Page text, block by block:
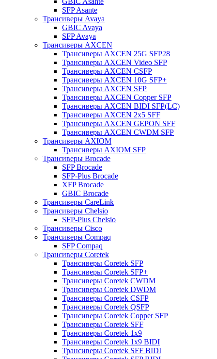
SFP Asante
Трансиверы Avaya
GBIC Avaya
SFP Avaya
Трансиверы AXCEN
Трансиверы AXCEN 25G SFP28
Трансиверы AXCEN Video SFP
Трансиверы AXCEN CSFP
Трансиверы AXCEN 10G SFP+
Трансиверы AXCEN SFP
Трансиверы AXCEN Copper SFP
Трансиверы AXCEN BIDI SFP(LC)
Трансиверы AXCEN 2x5 SFF
Трансиверы AXCEN GEPON SFF
Трансиверы AXCEN CWDM SFP
Трансиверы AXIOM
Трансиверы AXIOM SFP
Трансиверы Brocade
SFP Brocade
SFP-Plus Brocade
XFP Brocade
GBIC Brocade
Трансиверы CareLink
Трансиверы Chelsio
SFP-Plus Chelsio
Трансиверы Cisco
Трансиверы Compaq
SFP Compaq
Трансиверы Coretek
Трансиверы Coretek SFP
Трансиверы Coretek SFP+
Трансиверы Coretek CWDM
Трансиверы Coretek DWDM
Трансиверы Coretek CSFP
Трансиверы Coretek QSFP
Трансиверы Coretek Copper SFP
Трансиверы Coretek SFF
Трансиверы Coretek 1x9
Трансиверы Coretek 1x9 BIDI
Трансиверы Coretek SFF BIDI